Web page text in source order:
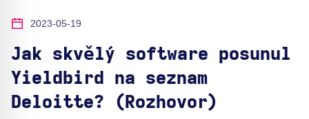
2023-05-19
Jak skvělý software posunul
Yieldbird na seznam
Deloitte? (Rozhovor)